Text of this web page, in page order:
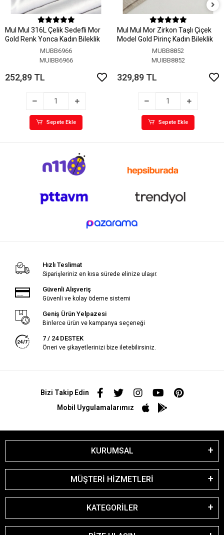
MuI MuI 316L Çelik Sedefli Mor
Gold Renk Yonca Kadın Bileklik
MUBB6966
MUIBB6966
252,89 TL
Sepete Ekle
MuI MuI Mor Zirkon Taşlı Çiçek
Model Gold Pirinç Kadın Bileklik
MUBB8852
MUIBB8852
329,89 TL
Sepete Ekle
Hızlı Teslimat
Siparişleriniz en kısa sürede elinize ulaşır.
Güvenli Alışveriş
Güvenli ve kolay ödeme sistemi
Geniş Ürün Yelpazesi
Binlerce ürün ve kampanya seçeneği
7 / 24 DESTEK
Öneri ve şikayetlerinizi bize iletebilirsiniz.
Bizi Takip Edin
Mobil Uygulamalarımız
KURUMSAL
MÜŞTERİ HİZMETLERİ
KATEGORİLER